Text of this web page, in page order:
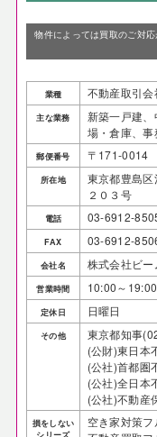
物件によっては買取のご対
業種 不動産取引会
主な業務
新築一戸建
場・倉庫、
郵便番号 〒171-0014
所在地
東京都豊島
２０３号
電話 03-6912-
FAX 03-6912-
会社名 株式会社ビ
営業時間 10:00～19:00
定休日 日曜日
その他
東京都知事
(公財)東日本
(公社)首都圏
(公社)全日本
(公社)不動産
損をしない
空き家対策